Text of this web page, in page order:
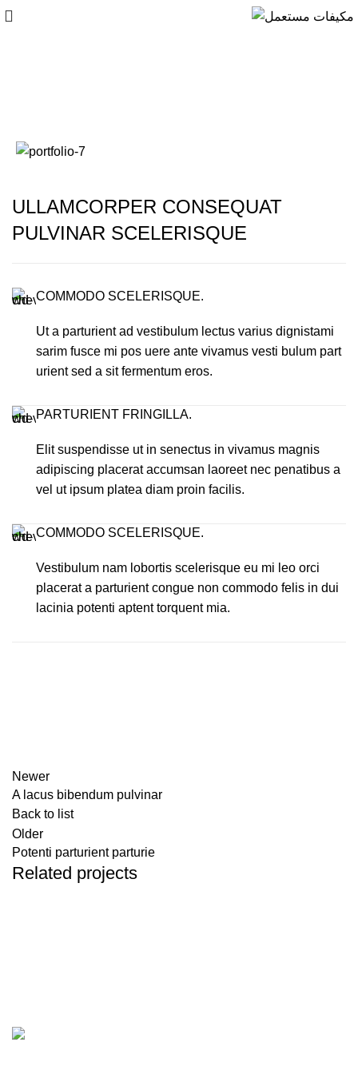
ULLAMCORPER CONSEQUAT
PULVINAR SCELERISQUE
COMMODO SCELERISQUE.
Ut a parturient ad vestibulum lectus varius dignistami
sarim fusce mi pos uere ante vivamus vesti bulum part
urient sed a sit fermentum eros.
PARTURIENT FRINGILLA.
Elit suspendisse ut in senectus in vivamus magnis
adipiscing placerat accumsan laoreet nec penatibus a
vel ut ipsum platea diam proin facilis.
COMMODO SCELERISQUE.
Vestibulum nam lobortis scelerisque eu mi leo orci
placerat a parturient congue non commodo felis in dui
lacinia potenti aptent torquent mia.
Newer
A lacus bibendum pulvinar
Back to list
Older
Potenti parturient parturie
Related projects